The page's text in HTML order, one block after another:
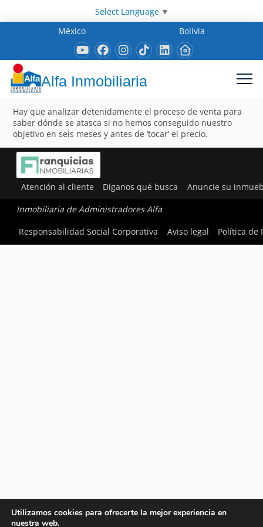
Select Language ▼
México
Bolivia
Alfa Inmobiliaria
Hay que analizar detenidamente el proceso de venta para
saber dónde se atasca si no hemos conseguido nuestro
objetivo en seis meses y antes de ‘tocar’ el precio.
Atención al cliente Díganos qué busca Anuncie su
Inmobiliaria de Administradores Alfa
Responsabilidad Social Corporativa
Aviso legal Política de
Utilizamos cookies para ofrecerte la mejor experiencia en
nuestra web.